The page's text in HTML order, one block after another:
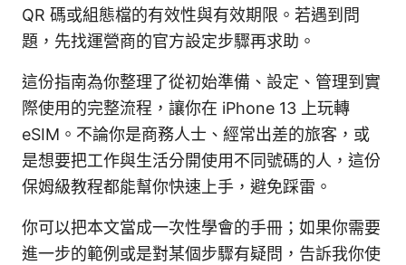
QR 碼或組態檔的有效性與有效期限。若遇到問
題，先找運營商的官方設定步驟再求助。
這份指南為你整理了從初始準備、設定、管理到實
際使用的完整流程，讓你在 iPhone 13 上玩轉
eSIM。不論你是商務人士、經常出差的旅客，或
是想要把工作與生活分開使用不同號碼的人，這份
保姆級教程都能幫你快速上手，避免踩雷。
你可以把本文當成一次性學會的手冊；如果你需要
進一步的範例或是對某個步驟有疑問，告訴我你使